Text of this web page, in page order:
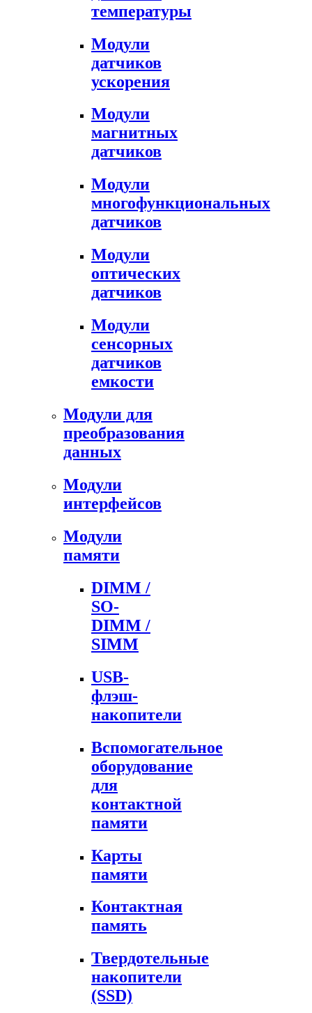
температуры
Модули
датчиков
ускорения
Модули
магнитных
датчиков
Модули
многофункциональных
датчиков
Модули
оптических
датчиков
Модули
сенсорных
датчиков
емкости
Модули для
преобразования
данных
Модули
интерфейсов
Модули
памяти
DIMM /
SO-
DIMM /
SIMM
USB-
флэш-
накопители
Вспомогательное
оборудование
для
контактной
памяти
Карты
памяти
Контактная
память
Твердотельные
накопители
(SSD)